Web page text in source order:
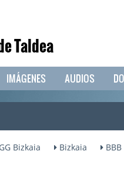
Taldea
IMÁGENES AUDIOS
Bizkaia Bizkaia BBB